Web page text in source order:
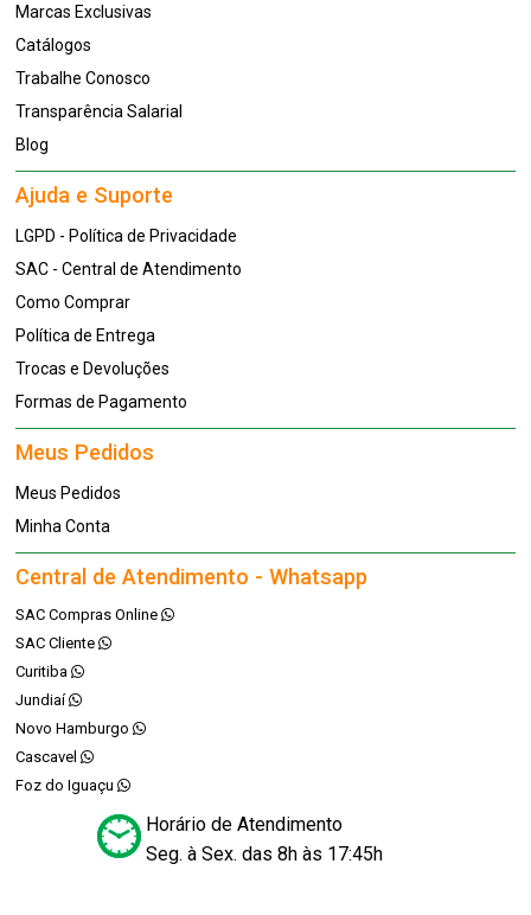
Marcas Exclusivas
Catálogos
Trabalhe Conosco
Transparência Salarial
Blog
Ajuda e Suporte
LGPD - Política de Privacidade
SAC - Central de Atendimento
Como Comprar
Política de Entrega
Trocas e Devoluções
Formas de Pagamento
Meus Pedidos
Meus Pedidos
Minha Conta
Central de Atendimento - Whatsapp
SAC Compras Online
SAC Cliente
Curitiba
Jundiaí
Novo Hamburgo
Cascavel
Foz do Iguaçu
Horário de Atendimento
Seg. à Sex. das 8h às 17:45h